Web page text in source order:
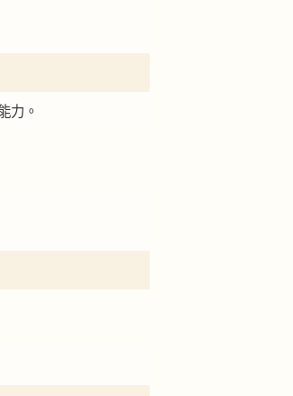
力。